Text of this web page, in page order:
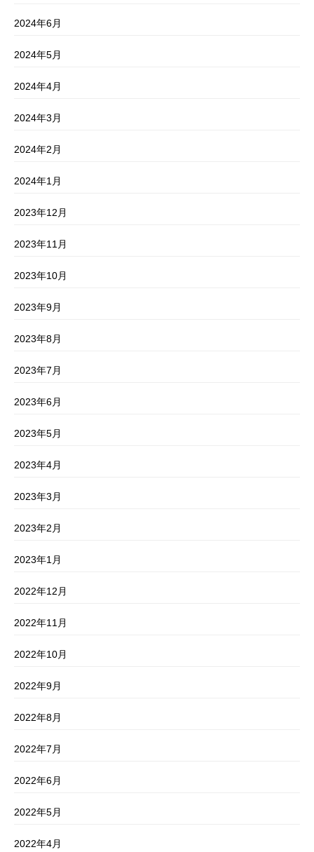
2024年6月
2024年5月
2024年4月
2024年3月
2024年2月
2024年1月
2023年12月
2023年11月
2023年10月
2023年9月
2023年8月
2023年7月
2023年6月
2023年5月
2023年4月
2023年3月
2023年2月
2023年1月
2022年12月
2022年11月
2022年10月
2022年9月
2022年8月
2022年7月
2022年6月
2022年5月
2022年4月